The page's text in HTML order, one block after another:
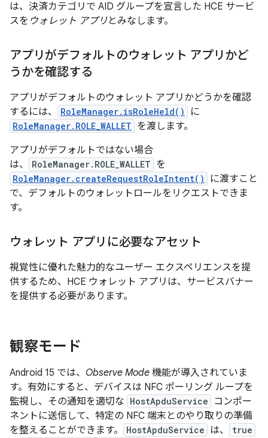
は、決済カテゴリで AID グループを宣言した HCE サービ
スを ウォレット アプリとみなします。
アプリがデフォルトのウォレット アプリかど
うかを確認する
アプリがデフォルトのウォレット アプリかどうかを確認
するには、
RoleManager.isRoleHeld() に
RoleManager.ROLE_WALLET を渡します。
アプリがデフォルトではない場合
は、
RoleManager.ROLE_WALLET を
RoleManager.createRequestRoleIntent()
に渡すこと
で、デフォルトのウォレットロールをリクエストできま
す。
ウォレット アプリに必要なアセット
視覚性に優れた魅力的なユーザー エクスペリエンスを提
供するため、HCE ウォレット アプリは、サービスバナー
を提供する必要があります。
観察モード
Android 15 では、 Observe Mode 機能が導入されていま
す。有効にすると、デバイスは NFC ポーリング ループを
監視し、その通知を適切な HostApduService
コンポー
ネントに送信して、特定の NFC 端末とのやり取りの準備
を整えることができます。
HostApduService は、 true